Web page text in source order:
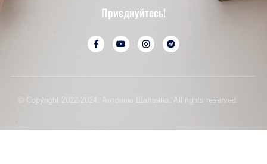
Приєднуйтесь!
© Copyright 2022-2024. Антоніна Шаленна. All rights reserved.